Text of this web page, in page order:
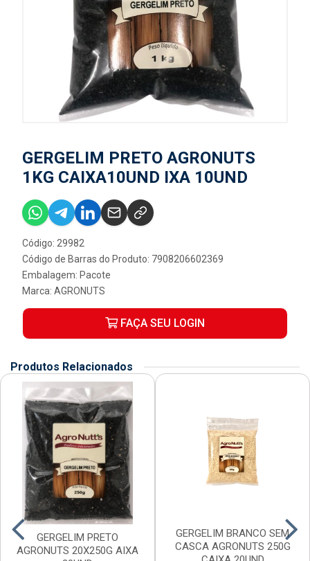
GERGELIM PRETO AGRONUTS
1KG CAIXA10UND IXA 10UND
Código: 29982
Código de Barras do Produto: 7908206602369
Embalagem: Pacote
Marca: AGRONUTS
FAÇA SEU LOGIN
Produtos Relacionados
GERGELIM PRETO
AGRONUTS 20X250G AIXA
GERGELIM BRANCO SEM
CASCA AGRONUTS 250G